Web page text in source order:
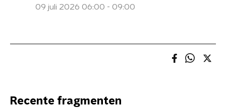
09 juli 2026 06:00 - 09:00
Recente fragmenten